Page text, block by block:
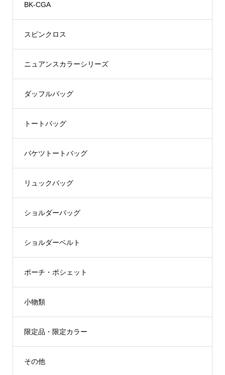
BK-CGA
スピンクロス
ニュアンスカラーシリーズ
ダッフルバッグ
トートバッグ
バケツトートバッグ
リュックバッグ
ショルダーバッグ
ショルダーベルト
ポーチ・ポシェット
小物類
限定品・限定カラー
その他